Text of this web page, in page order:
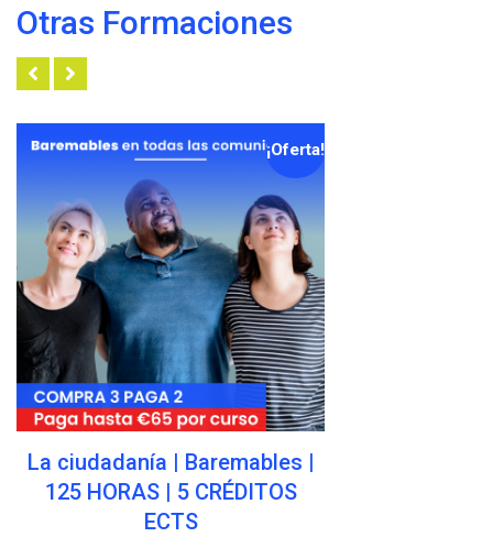
Otras Formaciones
¡Oferta!
Discriminación y Derechos
Humanos | Baremables | 125
HORAS | 5 CRÉDITOS ECTS